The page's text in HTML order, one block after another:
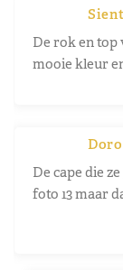
De rok en top
mooie kleur
Doro
De cape die
foto 13 maar